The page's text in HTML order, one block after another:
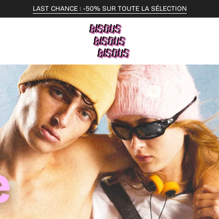
LIVRAISON OFFERTE DÈS 69€